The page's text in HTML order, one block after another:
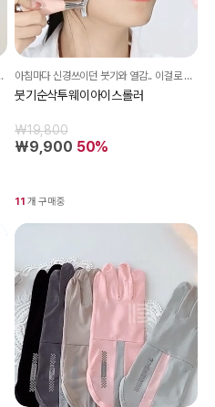
한 스트릿 감성을 연출해줘요^^ 아침마다 신경쓰이던 붓기와 열감.. 이걸로 관리하세요!
붓기순삭투웨이아이스롤러
₩19,800
₩9,900 50%
11 개 구매중